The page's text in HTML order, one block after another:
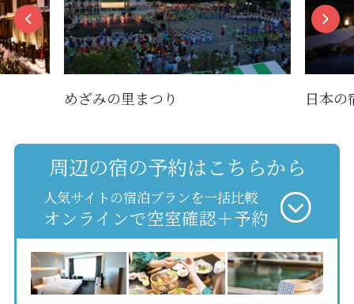
めざみの里まつり 日本の
周辺の宿の予約はこちらから
人気サイトの宿泊プランを一括比較
オンラインで空室確認＋予約